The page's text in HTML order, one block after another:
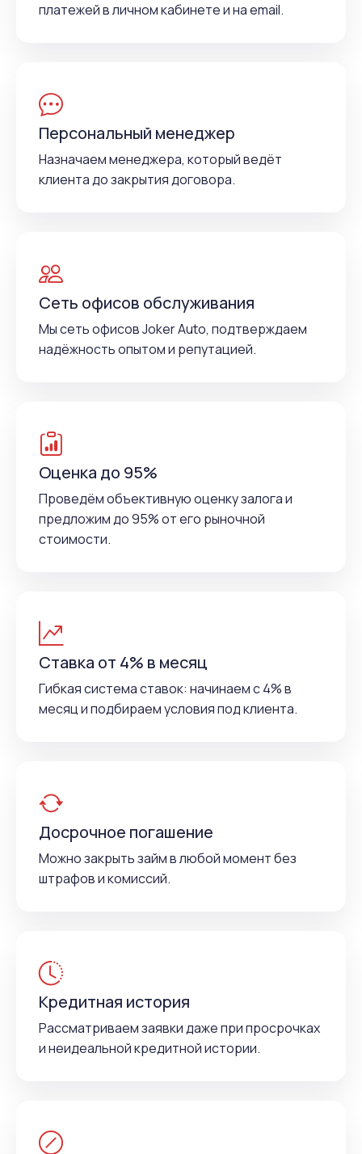
платежей в личном кабинете и на email.
Персональный менеджер
Назначаем менеджера, который ведёт
клиента до закрытия договора.
Сеть офисов обслуживания
Мы сеть офисов Joker Auto, подтверждаем
надёжность опытом и репутацией.
Оценка до 95%
Проведём объективную оценку залога и
предложим до 95% от его рыночной
стоимости.
Ставка от 4% в месяц
Гибкая система ставок: начинаем с 4% в
месяц и подбираем условия под клиента.
Досрочное погашение
Можно закрыть займ в любой момент без
штрафов и комиссий.
Кредитная история
Рассматриваем заявки даже при просрочках
и неидеальной кредитной истории.